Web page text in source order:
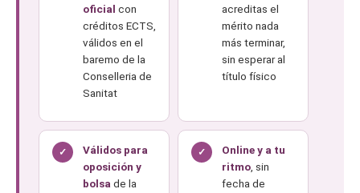
oficial con
créditos ECTS,
válidos en el
baremo de la
Conselleria de
Sanitat
acreditas el
mérito nada
más terminar,
sin esperar al
título físico
✓
Válidos para
oposición y
bolsa de la
✓
Online y a tu
ritmo , sin
fecha de